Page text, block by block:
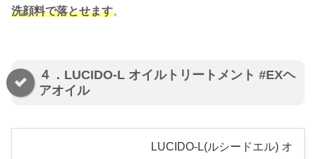
洗顔料で落とせます。
４．LUCIDO-L オイルトリートメント #EXヘ
アオイル
LUCIDO-L(ルシードエル) オ